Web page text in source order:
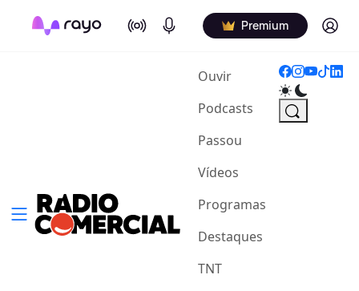
On Air Podcasts Premium Log in
Ouvir(current)
Podcasts
Passou
Vídeos
Programas
Destaques
TNT